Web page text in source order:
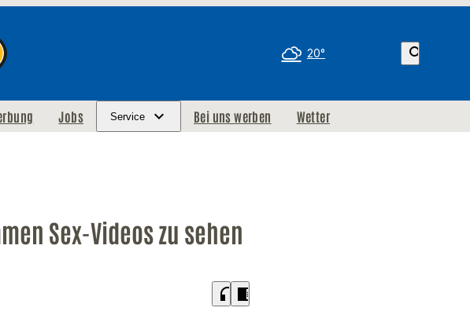
20° search
Jobs Service Bei uns werben Wetter
Sex-Videos zu sehen
headphones chrome_reader_mode